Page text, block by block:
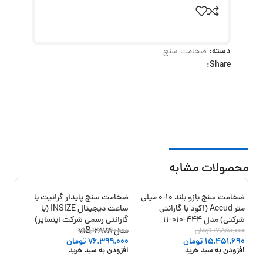
دسته: ضخامت سنج
Share:
محصولات مشابه
-13%
ضخامت سنج بازو بلند 10-0 میلی
متر Accud (اکود با گارانتی
شرکتی) مدل 444-010-11
17,850,000تومان
15,451,690 تومان
افزودن به سبد خرید
-13%
ضخامت سنج پایدار گرانیت با
ساعت دیجیتال INSIZE (با
گارانتی رسمی شرکت اینسایز)
مدل 2878-71B
87,860,000تومان
76,399,000تومان
افزودن به سبد خرید